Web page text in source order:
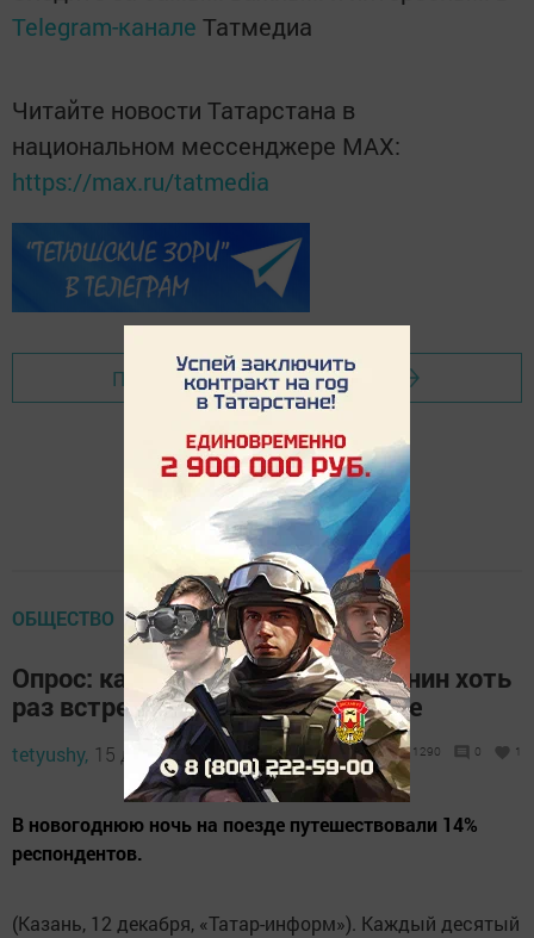
Telegram-канале Татмедиа
Читайте новости Татарстана в
национальном мессенджере MАХ:
https://max.ru/tatmedia
Перейти на страницу новости
ОБЩЕСТВО
Опрос: каждый десятый россиянин хоть
раз встречал Новый год в поезде
tetyushy, 15 декабря 2018 - 11:09 1290 0 1
В новогоднюю ночь на поезде путешествовали 14%
респондентов.
(Казань, 12 декабря, «Татар-информ»). Каждый десятый